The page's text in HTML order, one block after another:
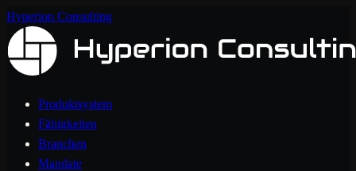
Hyperion Consulting
Produktsystem
Fähigkeiten
Branchen
Mandate